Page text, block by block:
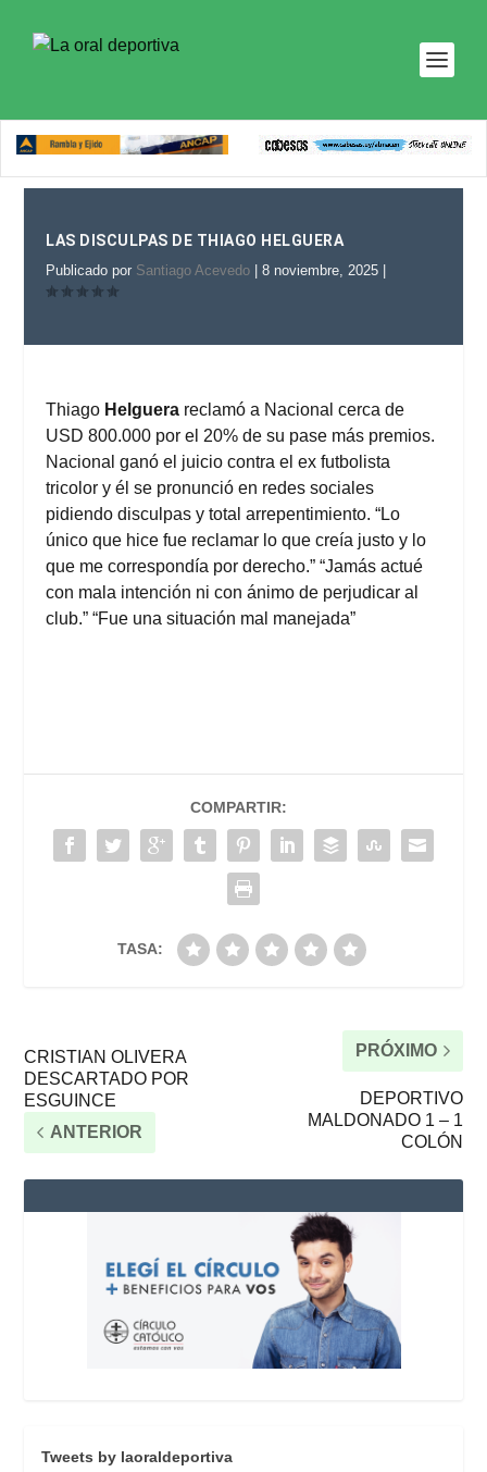
LAS DISCULPAS DE THIAGO HELGUERA
Publicado por Santiago Acevedo |8 noviembre, 2025
Thiago Helguera reclamó a Nacional cerca de
USD 800.000 por el 20% de su pase más premios.
Nacional ganó el juicio contra el ex futbolista
tricolor y él se pronunció en redes sociales
pidiendo disculpas y total arrepentimiento. “Lo
único que hice fue reclamar lo que creía justo y lo
que me correspondía por derecho.” “Jamás actué
con mala intención ni con ánimo de perjudicar al
club.” “Fue una situación mal manejada”
COMPARTIR:
TASA:
CRISTIAN OLIVERA
DESCARTADO POR
ESGUINCE
ANTERIOR
PRÓXIMO
DEPORTIVO
MALDONADO 1 – 1
COLÓN
Tweets by laoraldeportiva